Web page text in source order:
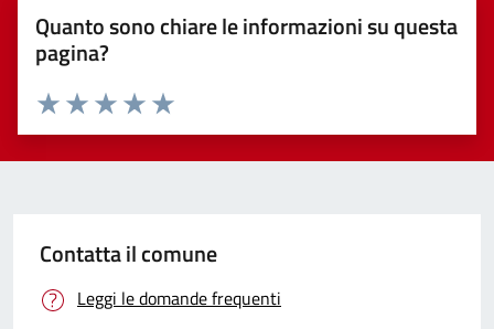
Quanto sono chiare le informazioni su questa
pagina?
Valuta 5 stelle su 5
Valuta 4 stelle su 5
Valuta 3 stelle su 5
Valuta 2 stelle su 5
Valuta 1 stelle su 5
Contatta il comune
Leggi le domande frequenti